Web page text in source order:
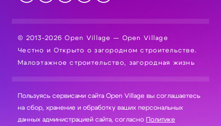
© 2013-2026 Open Village — Open Village
Честно и Открыто о загородном строительстве.
Малоэтажное строительство, загородная жизнь
Пользуясь сервисами сайта Open Village вы соглашаетесь
на сбор, хранение и обработку ваших персональных
данных администрацией сайта, согласно
Политике